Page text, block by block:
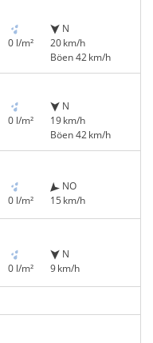
0 l/m²
N
20 km/h
Böen 42 km/h
0 l/m²
N
19 km/h
Böen 42 km/h
0 l/m²
NO
15 km/h
0 l/m²
N
9 km/h